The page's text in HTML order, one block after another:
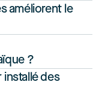
améliorent le
?
installé des